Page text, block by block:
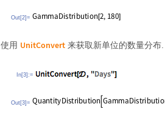
Out[2]=
使用 UnitConvert 来获取新单位的数量分布.
In[3]:=
Out[3]=